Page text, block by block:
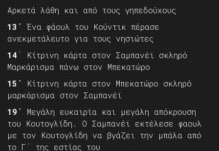
Αρκετά λάθη και από τους γηπεδούχους
13΄
Ένα φάουλ του Κούντικ πέρασε
ανεκμετάλευτο για τους νησιώτες
14 ΄ Κίτρινη κάρτα στον Σαμπανέϊ σκληρό
Μαρκάρισμα πάνω στον Μπεκατώρο
15΄
Κίτρινη κάρτα στον Μπεκατώρο σκληρό
μαρκάρισμα στον Σαμπανέϊ
19΄
Μεγάλη ευκαιρία και μεγάλη απόκρουση
του Κουτογλίδη. Ο Σαμπανέϊ εκτέλεσε φαουλ
με τον Κουτογλίδη να βγάζει την μπάλα από
το Γ΄ της εστίας του